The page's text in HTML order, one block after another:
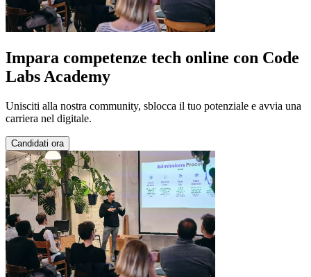
Impara competenze tech online con Code
Labs Academy
Unisciti alla nostra community, sblocca il tuo potenziale e avvia una
carriera nel digitale.
Candidati ora